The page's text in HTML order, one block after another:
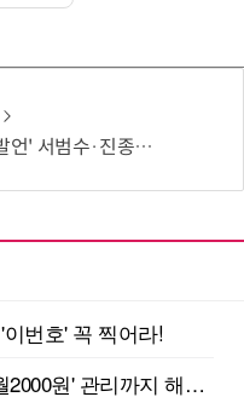
진종오 징계 절차 개시